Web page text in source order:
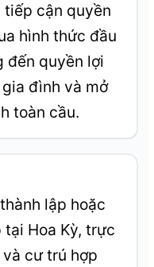
tiếp cận quyền
hình thức đầu
đến quyền lợi
đình và mở
toàn cầu.
lập hoặc
Hoa Kỳ, trực
cư trú hợp